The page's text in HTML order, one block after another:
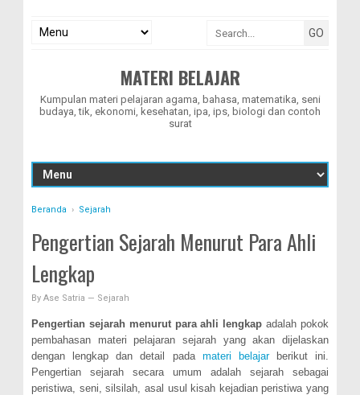
MATERI BELAJAR
Kumpulan materi pelajaran agama, bahasa, matematika, seni
budaya, tik, ekonomi, kesehatan, ipa, ips, biologi dan contoh
surat
Beranda › Sejarah
Pengertian Sejarah Menurut Para Ahli
Lengkap
By Ase Satria — Sejarah
Pengertian sejarah menurut para ahli lengkap adalah pokok
pembahasan materi pelajaran sejarah yang akan dijelaskan
dengan lengkap dan detail pada materi belajarberikut ini.
Pengertian sejarah secara umum adalah sejarah sebagai
peristiwa, seni, silsilah, asal usul kisah kejadian peristiwa yang